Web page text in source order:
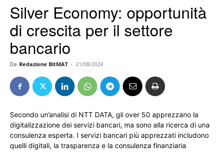
Silver Economy: opportunità
di crescita per il settore
bancario
Da Redazione BitMAT - 21/08/2024
Secondo un’analisi di NTT DATA, gli over 50 apprezzano la
digitalizzazione dei servizi bancari, ma sono alla ricerca di una
consulenza esperta. I servizi bancari più apprezzati includono
quelli digitali, la trasparenza e la consulenza finanziaria